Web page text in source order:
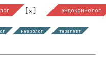
[x] эндокринолог
невролог
терапевт